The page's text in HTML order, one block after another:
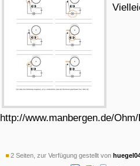
http://www.manbergen.de/
2 Seiten, zur Verfügung gestellt von